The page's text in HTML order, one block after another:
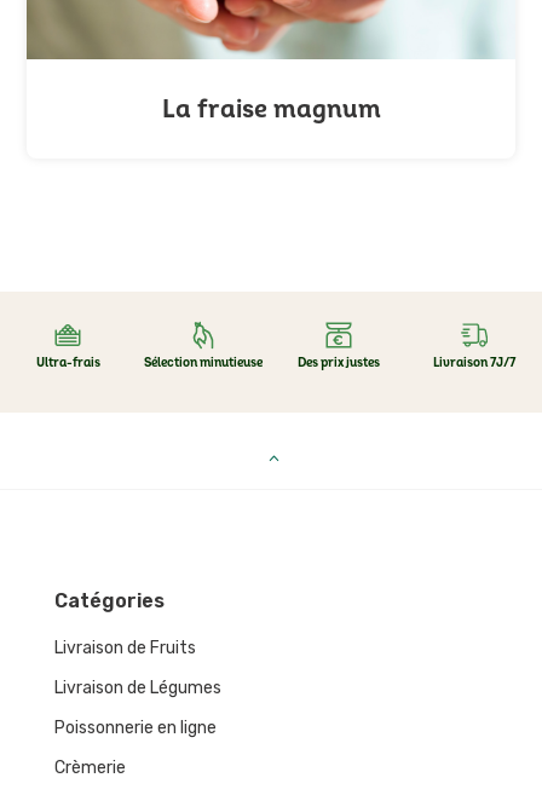
La fraise magnum
Ultra-frais Sélection minutieuse Des prix justes Livraison 7J/7
Catégories
Livraison de Fruits
Livraison de Légumes
Poissonnerie en ligne
Crèmerie